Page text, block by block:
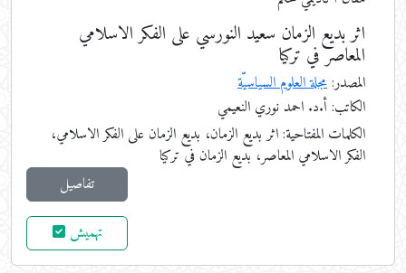
اثر بديع الزمان سعيد النورسي على الفكر الاسلامي
المعاصر في تركيا
المصدر:مجلة العلوم السياسيّة
الكاتب: أ.د. احمد نوري النعيمي
الكلمات المفتاحية:اثر بديع الزمان، بديع الزمان على الفكر الاسلامي،
الفكر الاسلامي المعاصر، بديع الزمان في تركيا
تفاصيل
تهميش